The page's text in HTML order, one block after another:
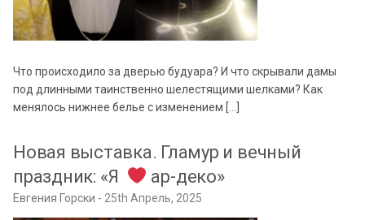
Что происходило за дверью будуара? И что скрывали дамы
под длинными таинственно шелестящими шелками? Как
менялось нижнее белье с изменением […]
Новая выставка. Гламур и вечный
праздник: «Я
ар-деко»
Евгения Горски 25th Апрель, 2025